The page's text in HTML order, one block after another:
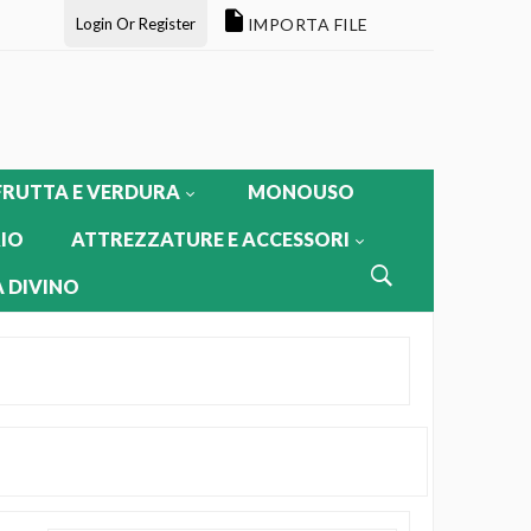
Login Or Register IMPORTA FILE
E VERDURA MONOUSO
ATTREZZATURE E ACCESSORI
DIVINO